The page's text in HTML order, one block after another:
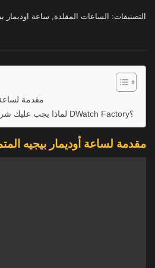
التصنيفات: الساعات المقلدة ساعة اوديمار
مقدمة لساعة
لماذا يجب عليك شراء الساعات المقلدة من DWatch Factory؟
مقدمة لساعة أوديمار بيجيه